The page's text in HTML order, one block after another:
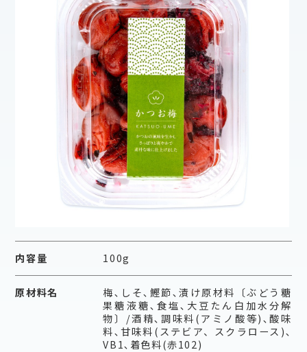
内容量 100g
原材料名
梅､しそ､鰹節､漬け原材料〔ぶどう糖
果糖液糖､食塩､大豆たん白加水分解
物〕/酒精､調味料(アミノ酸等)､酸味
料､甘味料(ステビア、スクラロース)､
VB1､着色料(赤102)